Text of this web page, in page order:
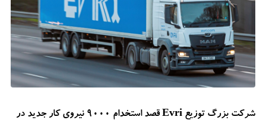
شرکت بزرگ توزیع Evri قصد استخدام ۹۰۰۰ نیروی کار جدید در